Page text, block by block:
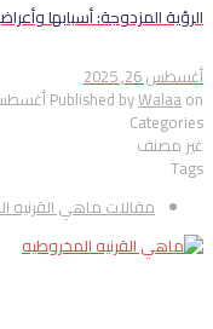
الرؤية المزدوجة: أسبابها
أغسطس 26, 2025
Published byWalaaon أغسطس 26,
Categories
غير مصنف
Tags
مقالات ماهي القرنيه